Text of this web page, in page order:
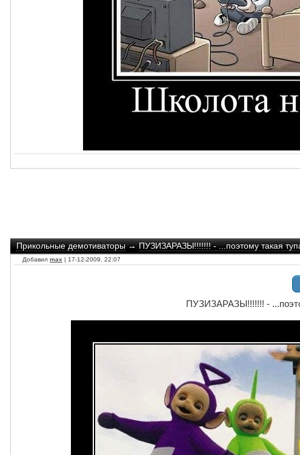
Прикольные демотиваторы→ПУЗИЗАРАЗЫ!!!!!!! - ...поэтому такая
Добавил max | 17-12-2009, 22:07
ПУЗИЗАРАЗЫ!!!!!!! -